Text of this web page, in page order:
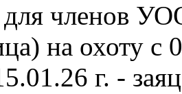
для членов
на охоту
г. -